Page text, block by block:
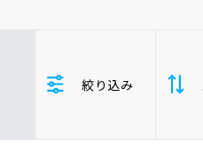
ホンダ
マツ
絞り込み